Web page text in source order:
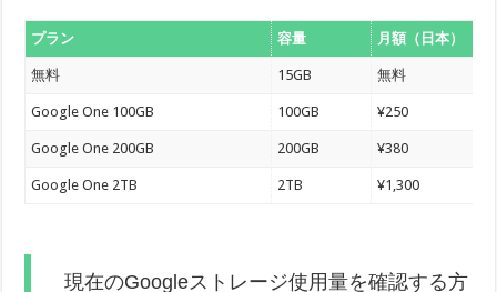
プラン 容量 月額（日本）
無料 15GB 無料
Google One 100GB 100GB ¥250
Google One 200GB 200GB ¥380
Google One 2TB 2TB ¥1,300
現在のGoogleストレージ使用量を確認する方